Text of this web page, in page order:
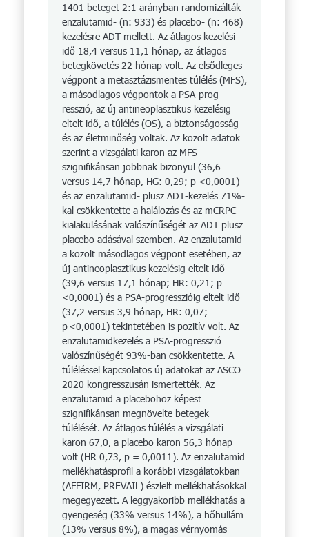
1401 beteget 2:1 arányban rando­mizálták
enzalutamid- (n: 933) és pla­cebo- (n: 468)
kezelésre ADT mellett. Az átlagos kezelési
idő 18,4 versus 11,1 hónap, az átlagos
betegkövetés 22 hónap volt. Az elsődleges
végpont a meta­sztázismentes túlélés (MFS),
a másodlagos végpontok a PSA-prog­
resszió, az új antineo­plasztikus kezelésig
eltelt idő, a túlélés (OS), a biztonságosság
és az életminőség voltak. Az közölt adatok
szerint a vizsgálati karon az MFS
szignifikánsan jobbnak bizonyul (36,6
versus 14,7 hónap, HG: 0,29; p <0,0001)
és az enzalutamid- plusz ADT-kezelés 71%-
kal csökkentette a halálozás és az mCRPC
kialakulásának valószínűségét az ADT plusz
placebo adásával szemben. Az enzalu­tamid
a közölt másodlagos végpont esetében, az
új antineo­plasztikus kezelésig eltelt idő
(39,6 versus 17,1 hónap; HR: 0,21; p
<0,0001) és a PSA-progresszióig eltelt idő
(37,2 versus 3,9 hónap, HR: 0,07;
p <0,0001) tekintetében is pozitív volt. Az
enzalu­t­amidkezelés a PSA-prog­resszió
valószínűségét 93%-ban csökkentette. A
túléléssel kapcsolatos új adatokat az ASCO
2020 kongresszusán ismertették. Az
enzalutamid a placebohoz képest
szignifikánsan megnövelte betegek
túlélését. Az átlagos túlélés a vizsgálati
karon 67,0, a placebo karon 56,3 hónap
volt (HR 0,73, p = 0,0011). Az enzalutamid
mellékha­tás­profil a korábbi vizsgálatokban
(AFFIRM, PREVAIL) észlelt mellékhatásokkal
megegyezett. A leggyakoribb mellékhatás a
gyengeség (33% versus 14%), a hőhullám
(13% versus 8%), a magas vérnyomás